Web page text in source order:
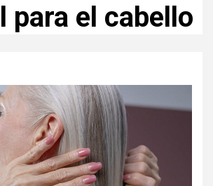
para el cabello